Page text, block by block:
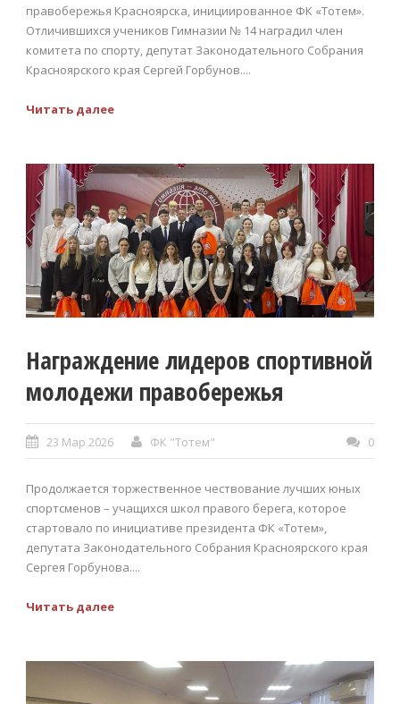
правобережья Красноярска, инициированное ФК «Тотем».
Отличившихся учеников Гимназии № 14 наградил член
комитета по спорту, депутат Законодательного Собрания
Красноярского края Сергей Горбунов....
Читать далее
Награждение лидеров спортивной
молодежи правобережья
23 Мар 2026 ФК "Тотем" 0
Продолжается торжественное чествование лучших юных
спортсменов – учащихся школ правого берега, которое
стартовало по инициативе президента ФК «Тотем»,
депутата Законодательного Собрания Красноярского края
Сергея Горбунова....
Читать далее